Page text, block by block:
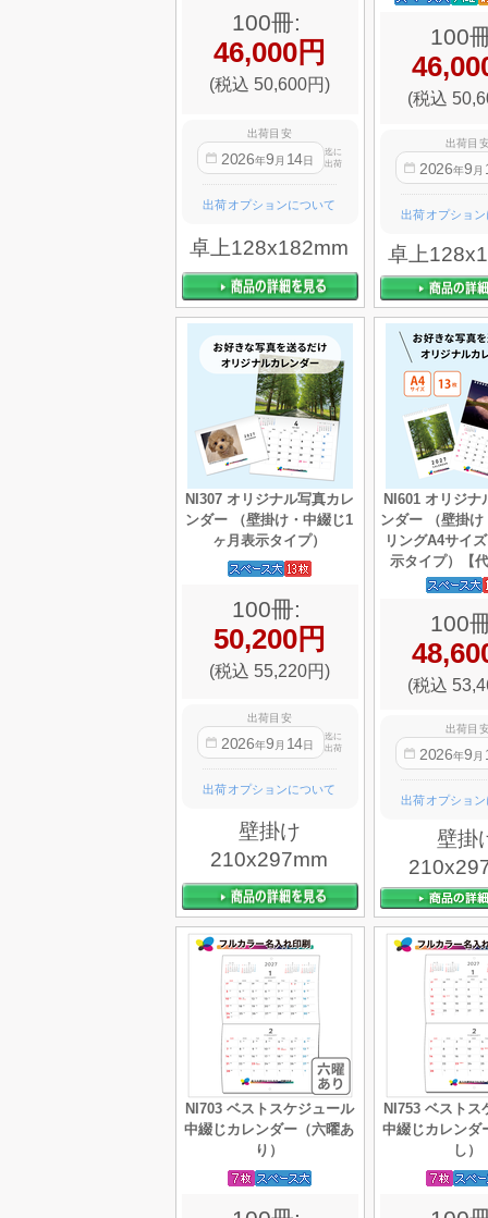
100冊:
46,000円
(税込 50,600円)
出荷目安
2026年9 月 14日
迄に
出荷
出荷オプションについて
卓上128x182mm
100
(税込
出荷目
2026年9 月
出荷オプショ
卓上
NI307 オリジナル写真カレ
ンダー （壁掛け・中綴じ1
ヶ月表示タイプ）
100冊:
50,200円
(税込 55,220円)
出荷目安
2026年9 月 14日
迄に
出荷
出荷オプションについて
壁掛け
210x297mm
NI601 オリジナ
ンダー （壁掛
リングA4サイ
示タイプ）【
100
(税込
出荷目
2026年9 月
出荷オプショ
壁掛
NI703 ベストスケジュール
中綴じカレンダー（六曜あ
り）
NI753 ベストス
中綴じカレンダ
し）